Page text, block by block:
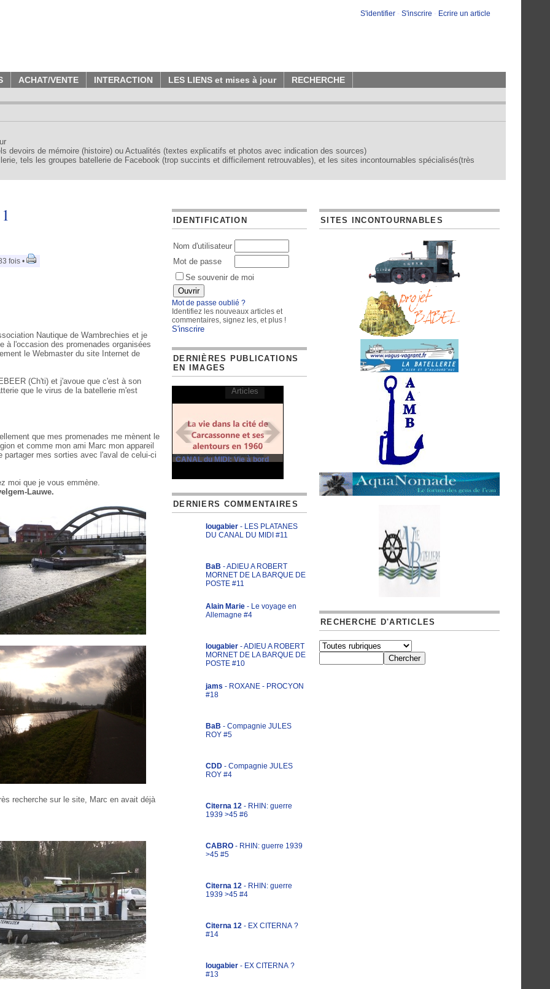
S'identifier - S'inscrire - Ecrire un article
ACHAT/VENTE INTERACTION LES LIENS et mises à jour RECHERCHE
devoirs de mémoire (histoire) ou Actualités (textes explicatifs et photos avec indication des sources)
tels les groupes batellerie de Facebook (trop succints et difficilement retrouvables), et les sites incontournables spécialisés(très
fois •
Nautique de Wambrechies et je
à l'occasion des promenades organisées
le Webmaster du site Internet de
(Ch'ti) et j'avoue que c'est à son
que le virus de la batellerie m'est
que mes promenades me mènent le
et comme mon ami Marc mon appareil
partager mes sorties avec l'aval de celui-ci
moi que je vous emmène.
Lauwe.
recherche sur le site, Marc en avait déjà
IDENTIFICATION
Nom d'utilisateur
Mot de passe
Se souvenir de moi
Mot de passe oublié ?
Identifiez les nouveaux articles et
commentaires, signez les, et plus !
S'inscrire
DERNIÈRES PUBLICATIONS
EN IMAGES
CANAL du MIDI: Vie à bord
Articles
DERNIERS COMMENTAIRES
lougabier - LES PLATANES
DU CANAL DU MIDI #11
BaB - ADIEU A ROBERT
MORNET DE LA BARQUE DE
POSTE #11
Alain Marie - Le voyage en
Allemagne #4
lougabier - ADIEU A ROBERT
MORNET DE LA BARQUE DE
POSTE #10
jams - ROXANE - PROCYON
#18
BaB - Compagnie JULES
ROY #5
CDD - Compagnie JULES
ROY #4
Citerna 12 - RHIN: guerre
1939 >45 #6
CABRO - RHIN: guerre 1939
>45 #5
Citerna 12 - RHIN: guerre
1939 >45 #4
Citerna 12 - EX CITERNA ?
#14
lougabier - EX CITERNA ?
#13
SITES INCONTOURNABLES
RECHERCHE D'ARTICLES